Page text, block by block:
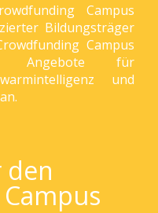
Campus
Bildungsträger
Campus
Angebote für
und
den